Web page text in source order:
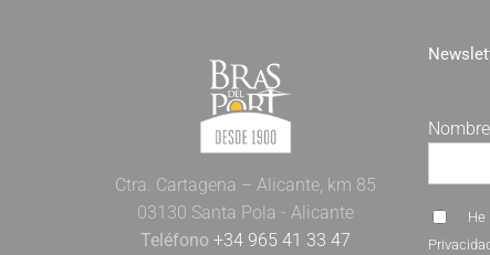
Ctra. Cartagena – Alicante, km 85
03130 Santa Pola - Alicante
Teléfono +34 965 41 33 47
He